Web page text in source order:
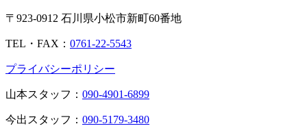
〒923-0912 石川県小松市新町60番地
TEL・FAX： 0761-22-5543
プライバシーポリシー
山本スタッフ： 090-4901-6899
今出スタッフ： 090-5179-3480